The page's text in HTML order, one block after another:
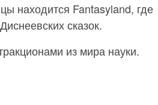
находится Fantasyland, где
сказок.
из мира науки.